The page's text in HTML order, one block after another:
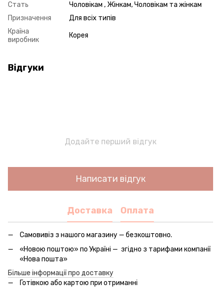
Стать
Чоловікам , Жінкам, Чоловікам та жінкам
Призначення
Для всіх типів
Країна
виробник
Корея
Відгуки
Додайте перший відгук
Написати відгук
Доставка Оплата
Самовивіз з нашого магазину — безкоштовно.
«Новою поштою» по Україні — згідно з тарифами компанії
«Нова пошта»
Більше інформації про доставку
Готівкою або картою при отриманні